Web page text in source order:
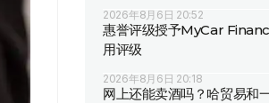
2026年8月6日 20:52
惠誉评级授予MyCar
用评级
2026年8月6日 20:18
网上还能卖酒吗？哈贸易和